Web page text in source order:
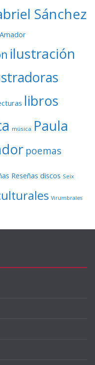
Sánchez
ilustración
libros
música Paula
poemas
Reseñas discos Seix
Virumbrales